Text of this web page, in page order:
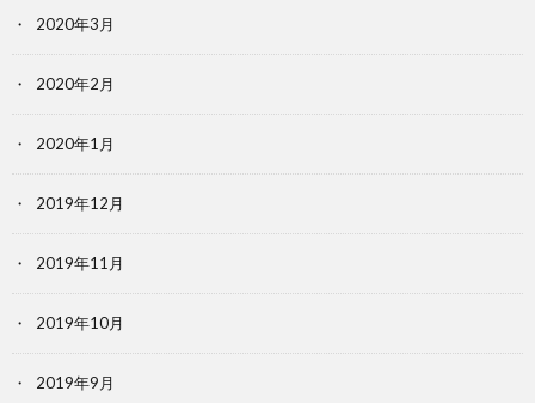
2020年3月
2020年2月
2020年1月
2019年12月
2019年11月
2019年10月
2019年9月